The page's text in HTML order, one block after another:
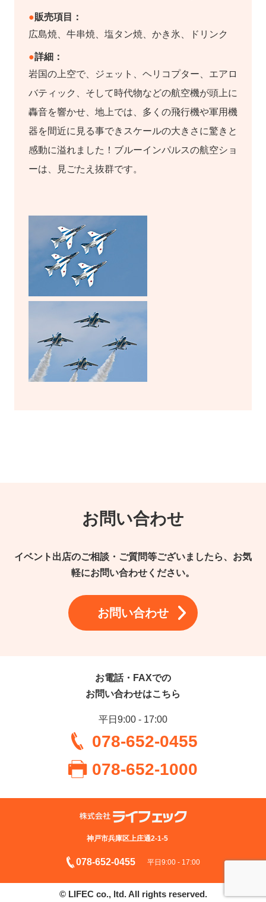
販売項目：
広島焼、牛串焼、塩タン焼、かき氷、ドリンク
詳細：
岩国の上空で、ジェット、ヘリコプター、エアロ
バティック、そして時代物などの航空機が頭上に
轟音を響かせ、地上では、多くの飛行機や軍用機
器を間近に見る事できスケールの大きさに驚きと
感動に溢れました！ブルーインパルスの航空ショ
ーは、見ごたえ抜群です。
お問い合わせ
イベント出店のご相談・ご質問等ございましたら、お気
軽にお問い合わせください。
お問い合わせ
お電話・FAXでの
お問い合わせはこちら
078-652-0455
平日9:00 - 17:00
078-652-1000
神戸市兵庫区上庄通2-1-5
078-652-0455 平⽇9:00 - 17:00
© LIFEC co., ltd. All rights reserved.